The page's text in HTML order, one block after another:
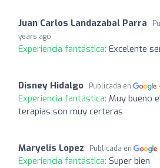
Juan Carlos Landazabal Parra
years ago
Experiencia fantástica: Excelente
Disney Hidalgo Publicada en
Experiencia fantástica: Muy bueno
terapias son muy certeras
Maryelis Lopez Publicada en
Experiencia fantástica: Super bien